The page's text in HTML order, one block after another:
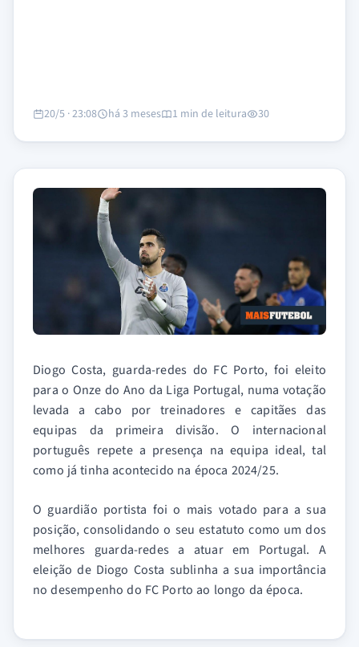
20/5 · 23:08 há 3 meses 1 min de leitura 30
Diogo Costa, guarda-redes do FC Porto, foi eleito
para o Onze do Ano da Liga Portugal, numa votação
levada a cabo por treinadores e capitães das
equipas da primeira divisão. O internacional
português repete a presença na equipa ideal, tal
como já tinha acontecido na época 2024/25.
O guardião portista foi o mais votado para a sua
posição, consolidando o seu estatuto como um dos
melhores guarda-redes a atuar em Portugal. A
eleição de Diogo Costa sublinha a sua importância
no desempenho do FC Porto ao longo da época.